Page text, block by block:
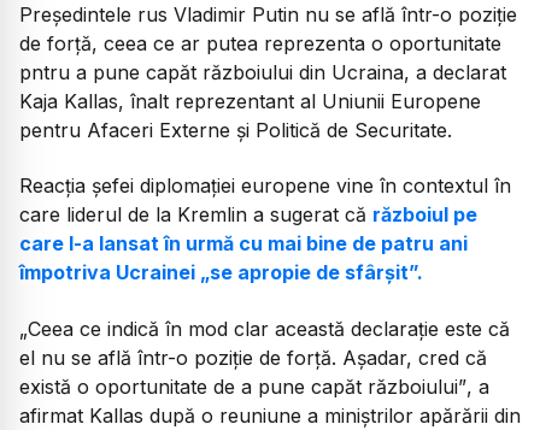
Președintele rus Vladimir Putin nu se află într-o poziție
de forță, ceea ce ar putea reprezenta o oportunitate
pntru a pune capăt războiului din Ucraina, a declarat
Kaja Kallas, înalt reprezentant al Uniunii Europene
pentru Afaceri Externe și Politică de Securitate.
Reacția șefei diplomației europene vine în contextul în
care liderul de la Kremlin a sugerat că războiul pe
care l-a lansat în urmă cu mai bine de patru ani
împotriva Ucrainei „se apropie de sfârșit”.
„Ceea ce indică în mod clar această declarație este că
el nu se află într-o poziție de forță. Așadar, cred că
există o oportunitate de a pune capăt războiului”, a
afirmat Kallas după o reuniune a miniștrilor apărării din